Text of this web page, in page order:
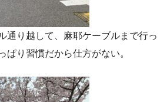
通り越して、麻耶ケーブルまで行っ
ぱり習慣だから仕方がない。